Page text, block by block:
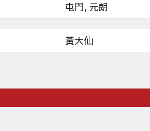
屯門, 元朗
黃大仙